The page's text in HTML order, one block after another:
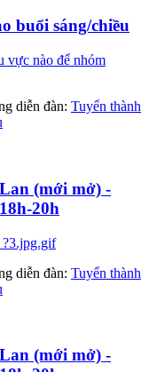
buổi sáng/chiều
vực nào để nhóm
diễn đàn: Tuyển thành
(mới mở) -
20h
?3.jpg.gif
diễn đàn: Tuyển thành
(mới mở) -